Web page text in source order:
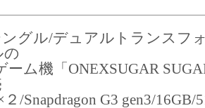
ングル/デュアルトランスフ
の
ーム機「ONEXSUGAR
２/Snapdragon G3 gen3/